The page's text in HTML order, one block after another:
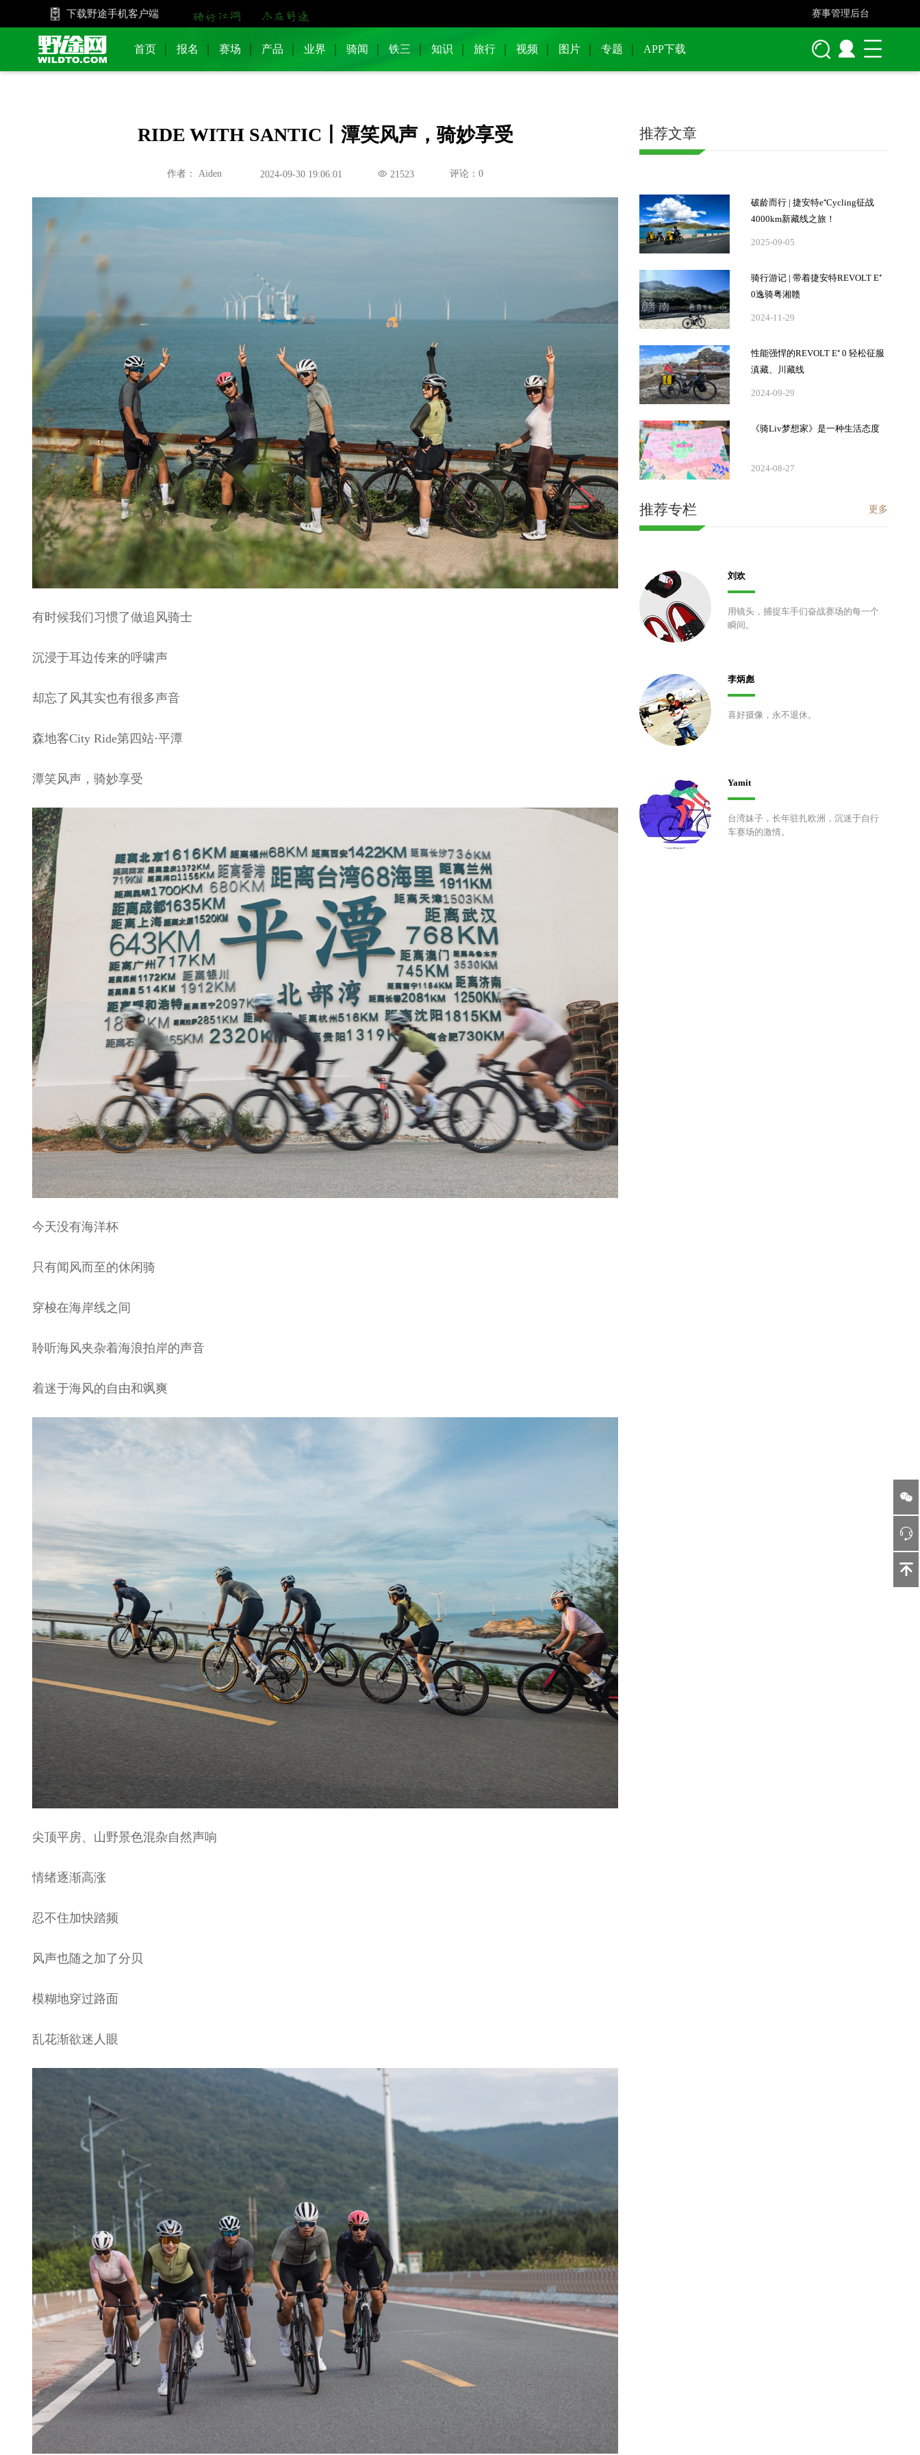
下载野途手机客户端 赛事管理后台
首页 报名 赛场 产品 业界 骑闻 铁三 知识 旅行 视频 图片 专题 APP下载
RIDE WITH SANTIC丨潭笑风声，骑妙享受
作者： Aiden 2024-09-30 19:06:01 21523 评论：0
有时候我们习惯了做追风骑士
沉浸于耳边传来的呼啸声
却忘了风其实也有很多声音
森地客City Ride第四站·平潭
潭笑风声，骑妙享受
今天没有海洋杯
只有闻风而至的休闲骑
穿梭在海岸线之间
聆听海风夹杂着海浪拍岸的声音
着迷于海风的自由和飒爽
尖顶平房、山野景色混杂自然声响
情绪逐渐高涨
忍不住加快踏频
风声也随之加了分贝
模糊地穿过路面
乱花渐欲迷人眼
推荐文章
破龄而行 | 捷安特e⁺Cycling征战
4000km新藏线之旅！
2025-09-05
骑行游记 | 带着捷安特REVOLT E⁺
0逸骑粤湘赣
2024-11-29
性能强悍的REVOLT E⁺ 0 轻松征服
滇藏、川藏线
2024-09-29
《骑Liv梦想家》是一种生活态度
2024-08-27
推荐专栏 更多
刘欢
用镜头，捕捉车手们奋战赛场的每一个
瞬间。
李炳彪
喜好摄像，永不退休。
Yamit
台湾妹子，长年驻扎欧洲，沉迷于自行
车赛场的激情。